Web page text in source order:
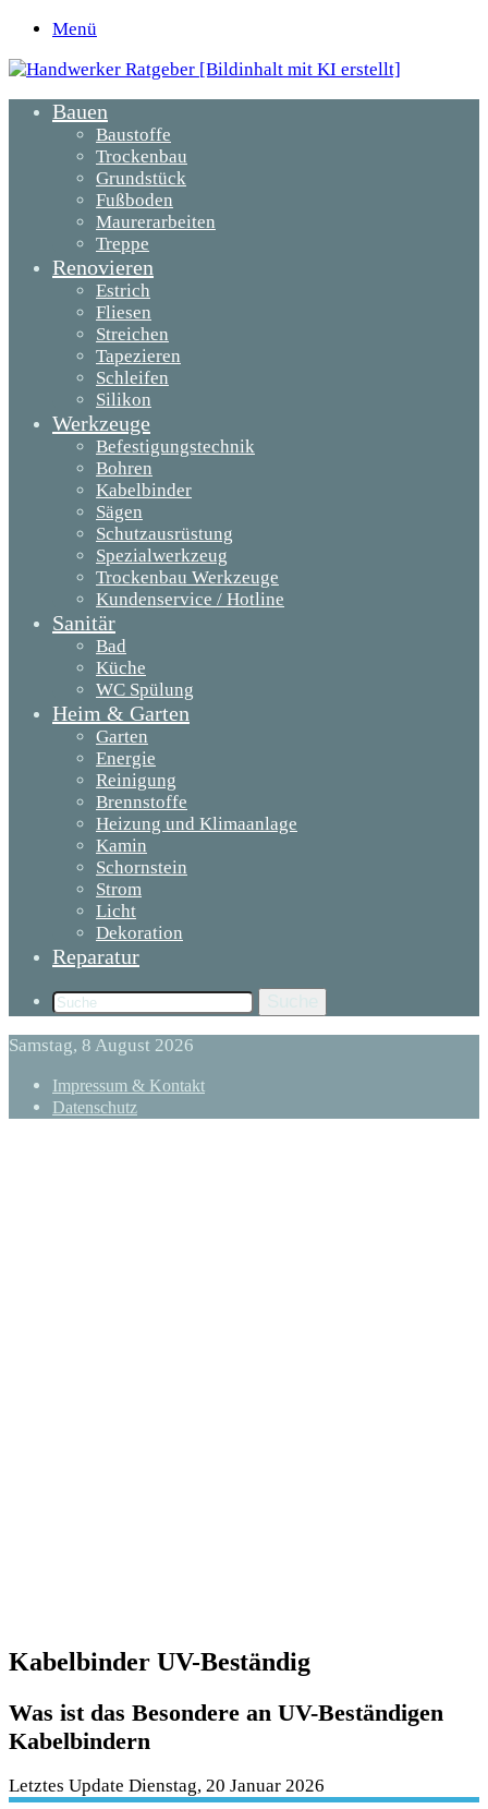
Menü
Bauen
Baustoffe
Trockenbau
Grundstück
Fußboden
Maurerarbeiten
Treppe
Renovieren
Estrich
Fliesen
Streichen
Tapezieren
Schleifen
Silikon
Werkzeuge
Befestigungstechnik
Bohren
Kabelbinder
Sägen
Schutzausrüstung
Spezialwerkzeug
Trockenbau Werkzeuge
Kundenservice / Hotline
Sanitär
Bad
Küche
WC Spülung
Heim & Garten
Garten
Energie
Reinigung
Brennstoffe
Heizung und Klimaanlage
Kamin
Schornstein
Strom
Licht
Dekoration
Reparatur
Samstag, 8 August 2026
Impressum & Kontakt
Datenschutz
Kabelbinder UV-Beständig
Was ist das Besondere an UV-Beständigen
Kabelbindern
Letztes Update Dienstag, 20 Januar 2026